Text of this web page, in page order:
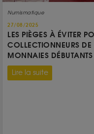
Numismatique
27/08/2025
LES PIÈGES À ÉVITER
COLLECTIONNEURS DE
MONNAIES DÉBUTANTS
Lire la suite